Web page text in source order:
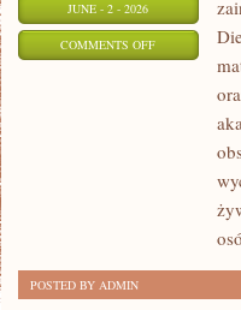
JUNE - 2 - 2026
COMMENTS OFFON
CIEKAWOSTKI
POSTED BY ADMIN